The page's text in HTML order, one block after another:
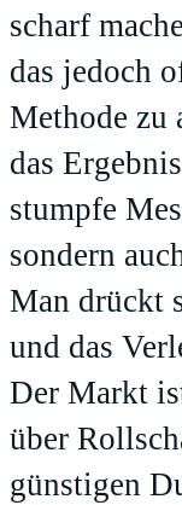
scharf
das jedoch
Methode zu
das
stumpfe
sondern
Man drückt
und das
Der Markt
über
günstigen